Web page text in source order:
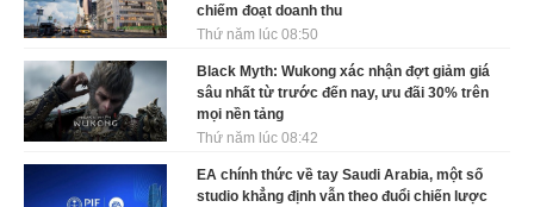
chiếm đoạt doanh thu
Thứ năm lúc 08:50
Black Myth: Wukong xác nhận đợt giảm giá
sâu nhất từ trước đến nay, ưu đãi 30% trên
mọi nền tảng
Thứ năm lúc 08:42
EA chính thức về tay Saudi Arabia, một số
studio khẳng định vẫn theo đuổi chiến lược